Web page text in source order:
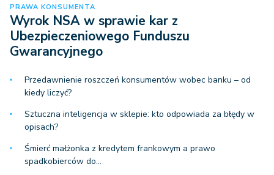
PRAWA KONSUMENTA
Wyrok NSA w sprawie kar z
Ubezpieczeniowego Funduszu
Gwarancyjnego
Przedawnienie roszczeń konsumentów wobec banku – od
kiedy liczyć?
Sztuczna inteligencja w sklepie: kto odpowiada za błędy w
opisach?
Śmierć małżonka z kredytem frankowym a prawo
spadkobierców do…